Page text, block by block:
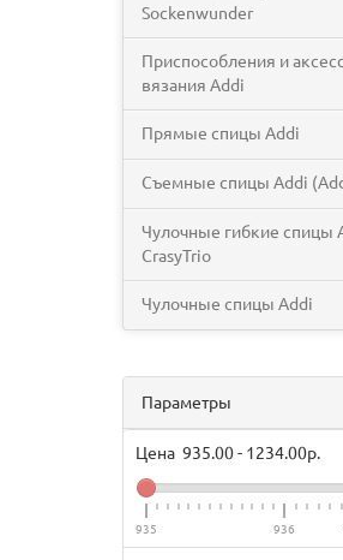
Sockenwunder
Приспособления и
вязания Addi
Прямые спицы Addi
Съемные спицы Addi
Чулочные гибкие спицы
CrasyTrio
Чулочные спицы Addi
Параметры
Цена 935.00- 1234.00р.
935 936